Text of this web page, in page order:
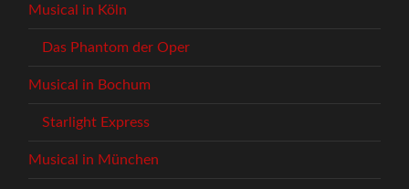
Musical in Köln
Das Phantom der Oper
Musical in Bochum
Starlight Express
Musical in München